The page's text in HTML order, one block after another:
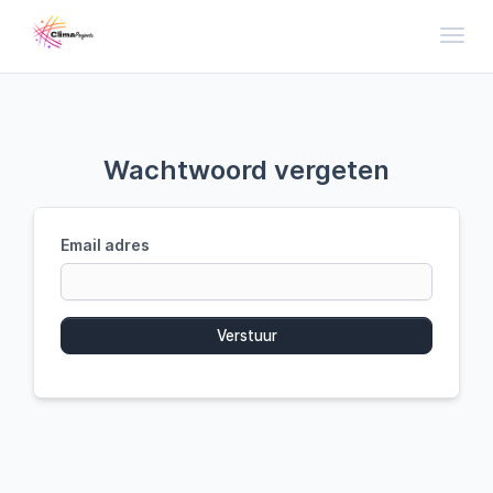
Wachtwoord vergeten
Email adres
Verstuur